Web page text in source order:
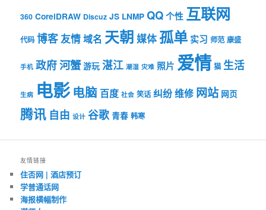
360 CorelDRAW Discuz JS LNMP QQ个性 互联网
代码 博客 友情域名 天朝 媒体 孤单 实习 师范 康盛
手机 政府河蟹 游玩 湛江 潮湿 灾难 照片 爱情 猫 生活
生病 电影 电脑 百度 社会 笑话 纠纷维修 网站 网页
腾讯 自由 设计 谷歌 青春 韩寒
友情链接
住否网 | 酒店预订
学普通话网
海报横幅制作